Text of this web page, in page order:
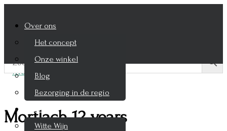
Over ons
Het concept
Onze winkel
Blog
Bezorging in de regio
Wijnen
Witte Wijn
Mortlach 12 years